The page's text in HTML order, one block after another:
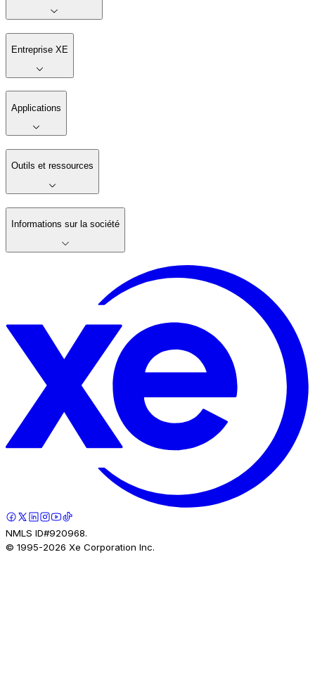
Entreprise XE
Applications
Outils et ressources
Informations sur la société
NMLS ID#920968.
© 1995-2026 Xe Corporation Inc.